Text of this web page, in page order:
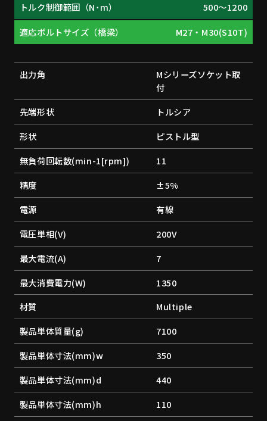
トルク制御範囲（N･m）
500～1200
適応ボルトサイズ（橋梁）
M27・M30(S10T)
出力角
Mシリーズソケット取
付
先端形状
トルシア
形状
ピストル型
無負荷回転数(min-1[rpm])
11
精度
±5%
電源
有線
電圧単相(V)
200V
最大電流(A)
7
最大消費電力(W)
1350
材質
Multiple
製品単体質量(g)
7100
製品単体寸法(mm)w
350
製品単体寸法(mm)d
440
製品単体寸法(mm)h
110